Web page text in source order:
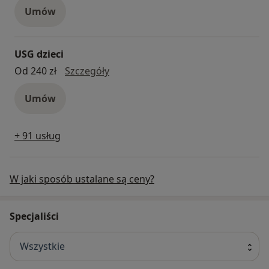
Umów
USG dzieci
Od 240 zł
SzczegółyUSG dzieci
Umów
+ 91 usług
W jaki sposób ustalane są ceny?
Specjaliści
Wszystkie